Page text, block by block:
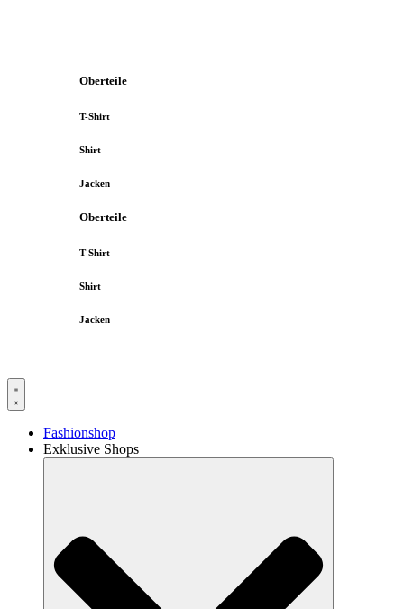
Oberteile
T-Shirt
Shirt
Jacken
Oberteile
T-Shirt
Shirt
Jacken
Fashionshop
Exklusive Shops